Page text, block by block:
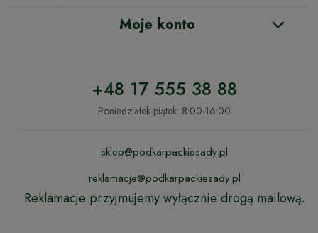
Moje konto
+48 17 555 38 88
Poniedziałek-piątek: 8:00-16:00
sklep@podkarpackiesady.pl
reklamacje@podkarpackiesady.pl
Reklamacje przyjmujemy wyłącznie drogą mailową.